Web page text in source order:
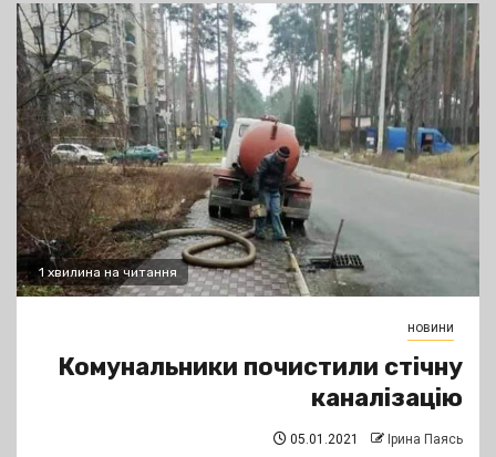
1 хвилина на читання
новини
Комунальники почистили стічну
каналізацію
05.01.2021 Ірина Паясь